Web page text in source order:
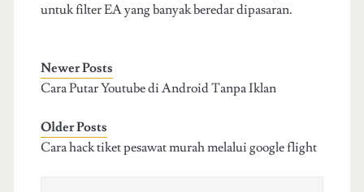
untuk filter EA yang banyak beredar dipasaran.
Newer Posts
Cara Putar Youtube di Android Tanpa Iklan
Older Posts
Cara hack tiket pesawat murah melalui google flight